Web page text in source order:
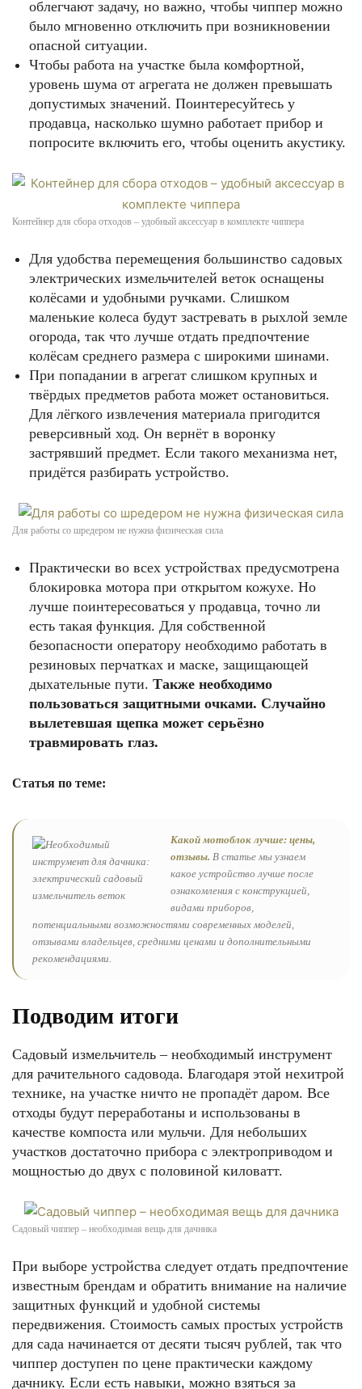
облегчают задачу, но важно, чтобы чиппер можно
было мгновенно отключить при возникновении
опасной ситуации.
Чтобы работа на участке была комфортной,
уровень шума от агрегата не должен превышать
допустимых значений. Поинтересуйтесь у
продавца, насколько шумно работает прибор и
попросите включить его, чтобы оценить акустику.
Контейнер для сбора отходов – удобный аксессуар в комплекте чиппера
Для удобства перемещения большинство садовых
электрических измельчителей веток оснащены
колёсами и удобными ручками. Слишком
маленькие колеса будут застревать в рыхлой земле
огорода, так что лучше отдать предпочтение
колёсам среднего размера с широкими шинами.
При попадании в агрегат слишком крупных и
твёрдых предметов работа может остановиться.
Для лёгкого извлечения материала пригодится
реверсивный ход. Он вернёт в воронку
застрявший предмет. Если такого механизма нет,
придётся разбирать устройство.
Для работы со шредером не нужна физическая сила
Практически во всех устройствах предусмотрена
блокировка мотора при открытом кожухе. Но
лучше поинтересоваться у продавца, точно ли
есть такая функция. Для собственной
безопасности оператору необходимо работать в
резиновых перчатках и маске, защищающей
дыхательные пути. Также необходимо
пользоваться защитными очками. Случайно
вылетевшая щепка может серьёзно
травмировать глаз.
Статья по теме:
Какой мотоблок лучше: цены,
отзывы. В статье мы узнаем
какое устройство лучше после
ознакомления с конструкцией,
видами приборов,
потенциальными возможностями современных моделей,
отзывами владельцев, средними ценами и дополнительными
рекомендациями.
Подводим итоги
Садовый измельчитель – необходимый инструмент
для рачительного садовода. Благодаря этой нехитрой
технике, на участке ничто не пропадёт даром. Все
отходы будут переработаны и использованы в
качестве компоста или мульчи. Для небольших
участков достаточно прибора с электроприводом и
мощностью до двух с половиной киловатт.
Садовый чиппер – необходимая вещь для дачника
При выборе устройства следует отдать предпочтение
известным брендам и обратить внимание на наличие
защитных функций и удобной системы
передвижения. Стоимость самых простых устройств
для сада начинается от десяти тысяч рублей, так что
чиппер доступен по цене практически каждому
дачнику. Если есть навыки, можно взяться за